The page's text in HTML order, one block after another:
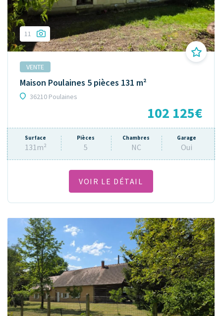
11
VENTE
Maison Poulaines 5 pièces 131 m²
36210 Poulaines
102 125€
Surface
131m²
Pièces
5
Chambres
NC
Garage
Oui
VOIR LE DÉTAIL